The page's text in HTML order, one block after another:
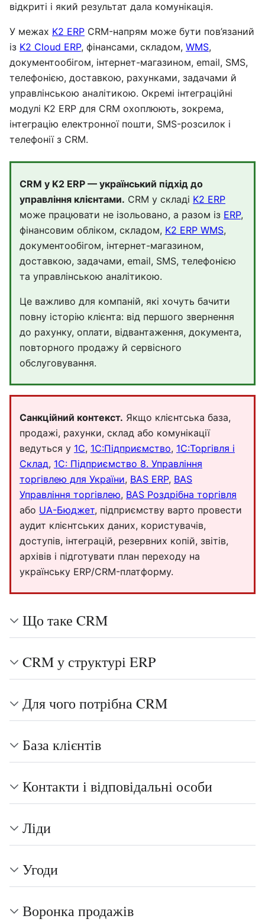
відкриті і який результат дала комунікація.
У межах K2 ERP CRM-напрям може бути пов’язаний
із K2 Cloud ERP, фінансами, складом, WMS,
документообігом, інтернет-магазином, email, SMS,
телефонією, доставкою, рахунками, задачами й
управлінською аналітикою. Окремі інтеграційні
модулі K2 ERP для CRM охоплюють, зокрема,
інтеграцію електронної пошти, SMS-розсилок і
телефонії з CRM.
CRM у K2 ERP — український підхід до
управління клієнтами. CRM у складі K2 ERP
може працювати не ізольовано, а разом із ERP,
фінансовим обліком, складом, K2 ERP WMS,
документообігом, інтернет-магазином,
доставкою, задачами, email, SMS, телефонією
та управлінською аналітикою.
Це важливо для компаній, які хочуть бачити
повну історію клієнта: від першого звернення
до рахунку, оплати, відвантаження, документа,
повторного продажу й сервісного
обслуговування.
Санкційний контекст. Якщо клієнтська база,
продажі, рахунки, склад або комунікації
ведуться у 1С, 1С:Підприємство, 1С:Торгівля і
Склад, 1C: Підприємство 8. Управління
торгівлею для України, BAS ERP, BAS
Управління торгівлею, BAS Роздрібна торгівля
або UA-Бюджет, підприємству варто провести
аудит клієнтських даних, користувачів,
доступів, інтеграцій, резервних копій, звітів,
архівів і підготувати план переходу на
українську ERP/CRM-платформу.
Що таке CRM
CRM у структурі ERP
Для чого потрібна CRM
База клієнтів
Контакти і відповідальні особи
Ліди
Угоди
Воронка продажів